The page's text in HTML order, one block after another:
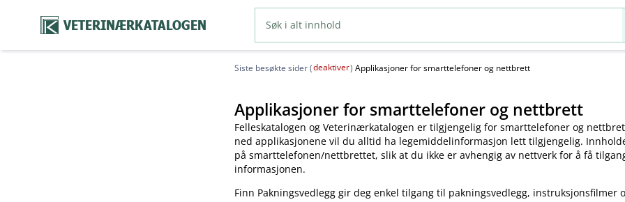
VETERINÆRKATALOGEN
Siste besøkte sider (deaktiver) Applikasjoner for smarttelefoner og nettbrett
Applikasjoner for smarttelefoner og nettbrett
Felleskatalogen og Veterinærkatalogen er tilgjengelig for smarttelefoner og
ned applikasjonene vil du alltid ha legemiddelinformasjon lett tilgjengelig.
på smarttelefonen​/​nettbrettet, slik at du ikke er avhengig av nettverk for å få
informasjonen.
Finn Pakningsvedlegg gir deg enkel tilgang til pakningsvedlegg, instruksjonsfilmer